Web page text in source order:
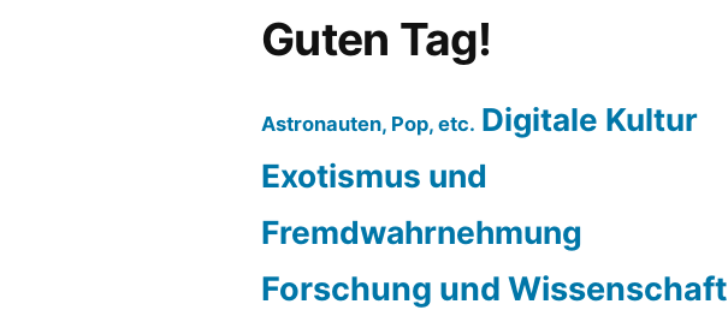
Verkehrsmittels
Guten Tag!
Astronauten, Pop, etc. Digitale Kultur
Exotismus und
Fremdwahrnehmung
Forschung und Wissenschaft